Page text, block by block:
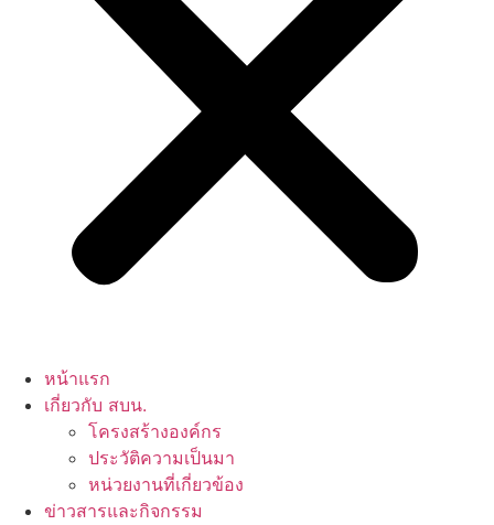
หน้าแรก
เกี่ยวกับ สบน.
โครงสร้างองค์กร
ประวัติความเป็นมา
หน่วยงานที่เกี่ยวข้อง
ข่าวสารและกิจกรรม